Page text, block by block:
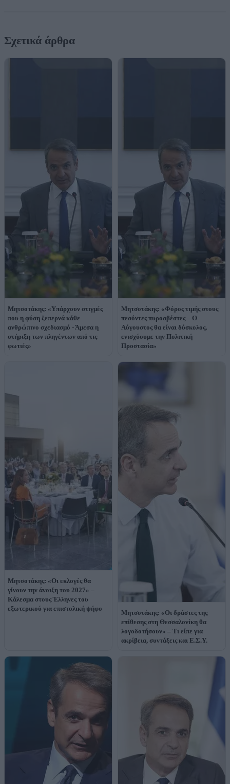
Σχετικά άρθρα
Μητσοτάκης: «Υπάρχουν στιγμές
που η φύση ξεπερνά κάθε
ανθρώπινο σχεδιασμό - Άμεσα η
στήριξη των πληγέντων από τις
φωτιές»
Μητσοτάκης: «Φόρος τιμής στους
πεσόντες πυροσβέστες – Ο
Αύγουστος θα είναι δύσκολος,
ενισχύουμε την Πολιτική
Προστασία»
Μητσοτάκης: «Οι εκλογές θα
γίνουν την άνοιξη του 2027» –
Κάλεσμα στους Έλληνες του
εξωτερικού για επιστολική ψήφο
Μητσοτάκης: «Οι δράστες της
επίθεσης στη Θεσσαλονίκη θα
λογοδοτήσουν» – Τι είπε για
ακρίβεια, συντάξεις και Ε.Σ.Υ.